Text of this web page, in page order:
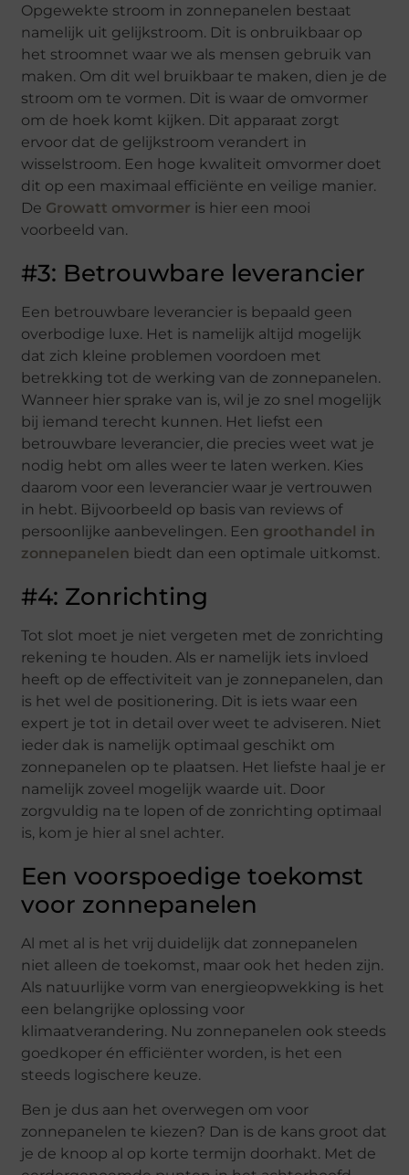
Opgewekte stroom in zonnepanelen bestaat
namelijk uit gelijkstroom. Dit is onbruikbaar op
het stroomnet waar we als mensen gebruik van
maken. Om dit wel bruikbaar te maken, dien je de
stroom om te vormen. Dit is waar de omvormer
om de hoek komt kijken. Dit apparaat zorgt
ervoor dat de gelijkstroom verandert in
wisselstroom. Een hoge kwaliteit omvormer doet
dit op een maximaal efficiënte en veilige manier.
De Growatt omvormer is hier een mooi
voorbeeld van.
#3: Betrouwbare leverancier
Een betrouwbare leverancier is bepaald geen
overbodige luxe. Het is namelijk altijd mogelijk
dat zich kleine problemen voordoen met
betrekking tot de werking van de zonnepanelen.
Wanneer hier sprake van is, wil je zo snel mogelijk
bij iemand terecht kunnen. Het liefst een
betrouwbare leverancier, die precies weet wat je
nodig hebt om alles weer te laten werken. Kies
daarom voor een leverancier waar je vertrouwen
in hebt. Bijvoorbeeld op basis van reviews of
persoonlijke aanbevelingen. Een groothandel in
zonnepanelen biedt dan een optimale uitkomst.
#4: Zonrichting
Tot slot moet je niet vergeten met de zonrichting
rekening te houden. Als er namelijk iets invloed
heeft op de effectiviteit van je zonnepanelen, dan
is het wel de positionering. Dit is iets waar een
expert je tot in detail over weet te adviseren. Niet
ieder dak is namelijk optimaal geschikt om
zonnepanelen op te plaatsen. Het liefste haal je er
namelijk zoveel mogelijk waarde uit. Door
zorgvuldig na te lopen of de zonrichting optimaal
is, kom je hier al snel achter.
Een voorspoedige toekomst
voor zonnepanelen
Al met al is het vrij duidelijk dat zonnepanelen
niet alleen de toekomst, maar ook het heden zijn.
Als natuurlijke vorm van energieopwekking is het
een belangrijke oplossing voor
klimaatverandering. Nu zonnepanelen ook steeds
goedkoper én efficiënter worden, is het een
steeds logischere keuze.
Ben je dus aan het overwegen om voor
zonnepanelen te kiezen? Dan is de kans groot dat
je de knoop al op korte termijn doorhakt. Met de